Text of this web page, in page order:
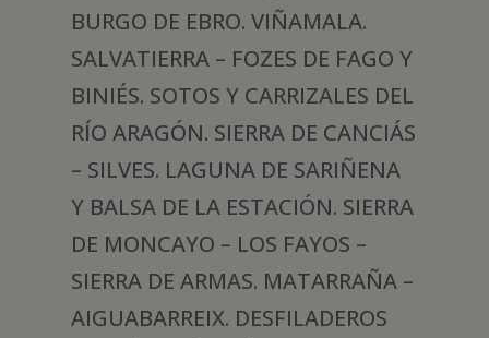
BURGO DE EBRO. VIÑAMALA.
SALVATIERRA – FOZES DE FAGO Y
BINIÉS. SOTOS Y CARRIZALES DEL
RÍO ARAGÓN. SIERRA DE CANCIÁS
– SILVES. LAGUNA DE SARIÑENA
Y BALSA DE LA ESTACIÓN. SIERRA
DE MONCAYO – LOS FAYOS –
SIERRA DE ARMAS. MATARRAÑA –
AIGUABARREIX. DESFILADEROS